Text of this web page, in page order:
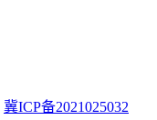
冀ICP备2021025032